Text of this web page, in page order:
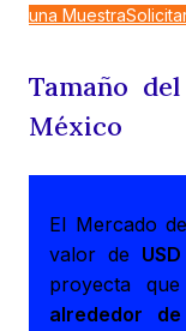
una Muestra
Tamaño
México
El Mercado
valor de
proyecta
alrededor